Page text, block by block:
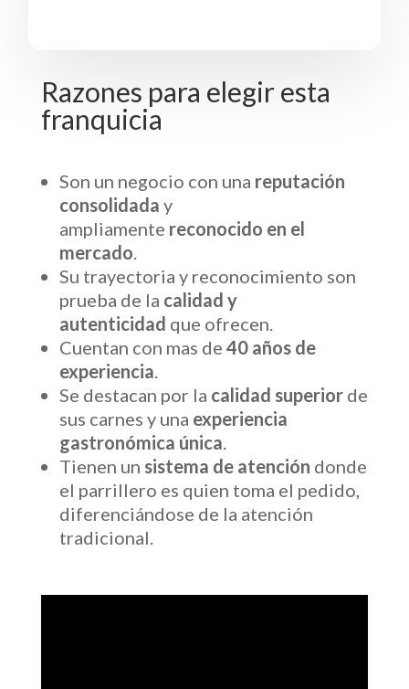
Razones para elegir esta
franquicia
Son un negocio con una reputación
consolidada y
ampliamente reconocido en el
mercado
Su trayectoria y reconocimiento son
prueba de la calidad y
autenticidad que ofrecen.
Cuentan con mas de 40 años de
experiencia
Se destacan por la calidad superior de
sus carnes y una experiencia
gastronómica única
Tienen un sistema de atención donde
el parrillero es quien toma el pedido,
diferenciándose de la atención
tradicional.